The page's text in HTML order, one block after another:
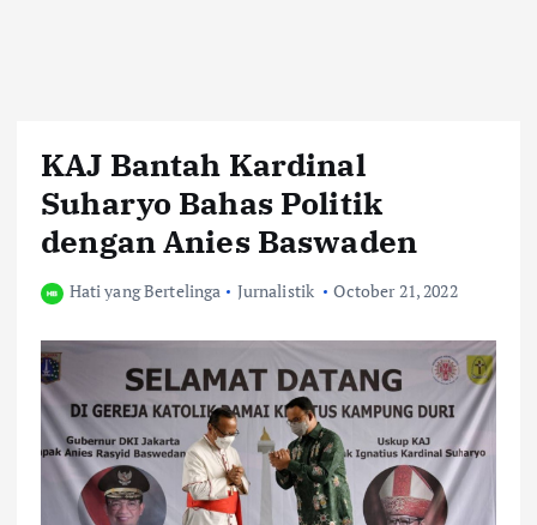
KAJ Bantah Kardinal
Suharyo Bahas Politik
dengan Anies Baswaden
Hati yang Bertelinga Jurnalistik October 21, 2022